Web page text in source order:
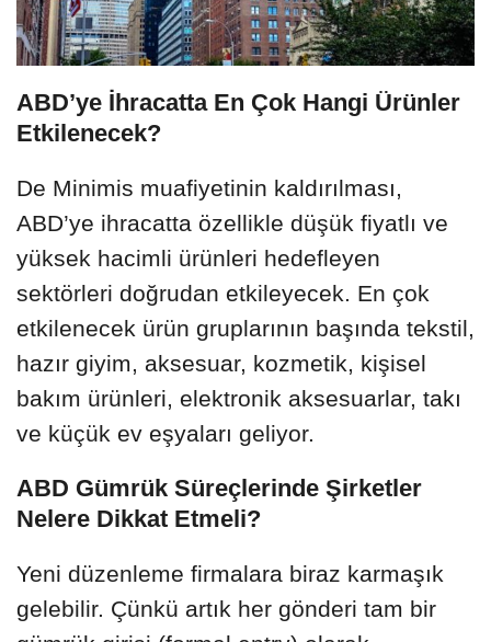
ABD’ye İhracatta En Çok Hangi Ürünler
Etkilenecek?
De Minimis muafiyetinin kaldırılması,
ABD’ye ihracatta özellikle düşük fiyatlı ve
yüksek hacimli ürünleri hedefleyen
sektörleri doğrudan etkileyecek. En çok
etkilenecek ürün gruplarının başında tekstil,
hazır giyim, aksesuar, kozmetik, kişisel
bakım ürünleri, elektronik aksesuarlar, takı
ve küçük ev eşyaları geliyor.
ABD Gümrük Süreçlerinde Şirketler
Nelere Dikkat Etmeli?
Yeni düzenleme firmalara biraz karmaşık
gelebilir. Çünkü artık her gönderi tam bir